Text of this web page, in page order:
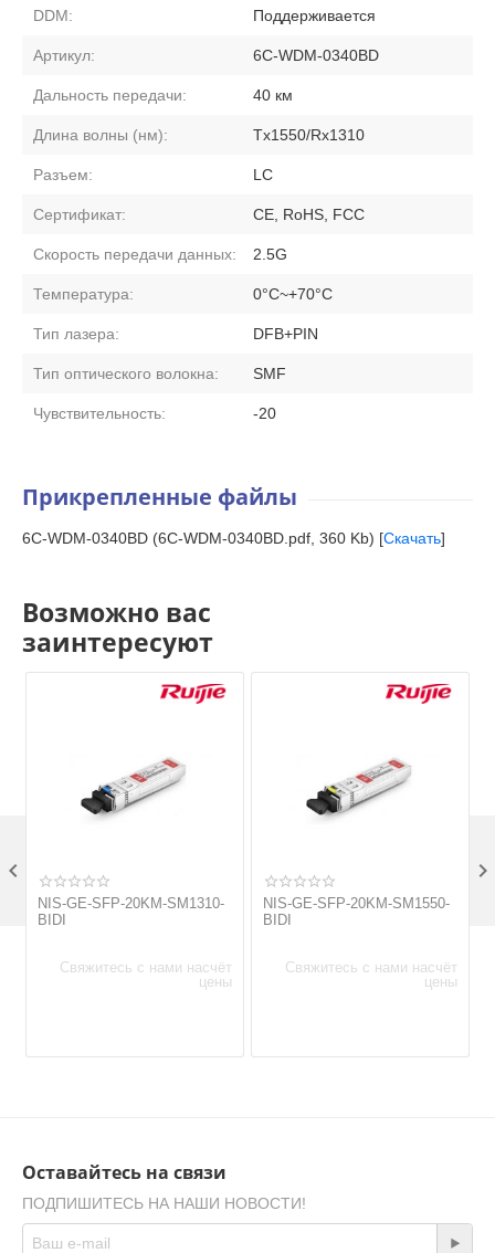
DDM: Поддерживается
Артикул: 6C-WDM-0340BD
Дальность передачи: 40 км
Длина волны (нм): Tx1550/Rx1310
Разъем: LC
Сертификат: CE, RoHS, FCC
Скорость передачи данных: 2.5G
Температура: 0°C~+70°C
Тип лазера: DFB+PIN
Тип оптического волокна: SMF
Чувствительность: -20
Прикрепленные файлы
6C-WDM-0340BD (6C-WDM-0340BD.pdf, 360 Kb) [Скачать]
Возможно вас
заинтересуют
NIS-GE-SFP-20KM-SM1310-
BIDI
Свяжитесь с нами насчёт
цены
NIS-GE-SFP-20KM-SM1550-
BIDI
Свяжитесь с нами насчёт
цены
 
Оставайтесь на связи
ПОДПИШИТЕСЬ НА НАШИ НОВОСТИ!